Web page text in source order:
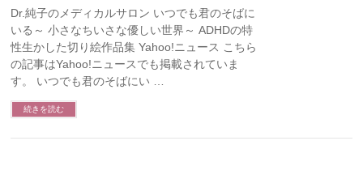
Dr.純子のメディカルサロン いつでも君のそばに
いる～ 小さなちいさな優しい世界～ ADHDの特
性生かした切り絵作品集 Yahoo!ニュース こちら
の記事はYahoo!ニュースでも掲載されていま
す。 いつでも君のそばにい …
続きを読む